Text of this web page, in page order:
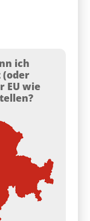
ich
(oder
EU wie